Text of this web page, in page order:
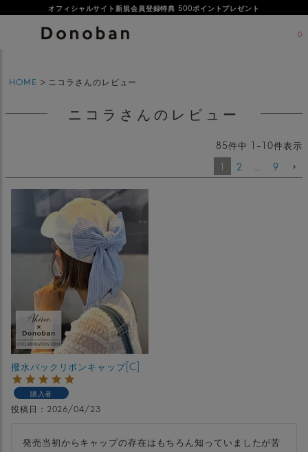
オフィシャルサイト新規会員登録特典 500ポイントプレゼント
0
HOME ニコラさんのレビュー
ニコラさんのレビュー
85件中 1 -10件表示
1
2 … 9
撥水バックリボンキャップ[C]
購入者
投稿日 2026/04/23
発売当初からキャップの存在はもちろん知っていましたが苦